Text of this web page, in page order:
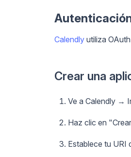
Calendly utiliza
Crear una
Ve a Calendly →
Haz clic en
Establece tu URI